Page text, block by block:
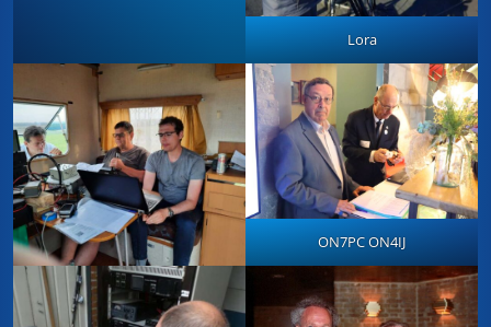
Lora
ON7PC ON4IJ